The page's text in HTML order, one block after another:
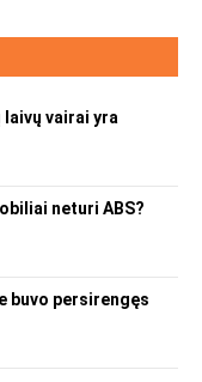
vairai yra
neturi ABS?
buvo persirengęs